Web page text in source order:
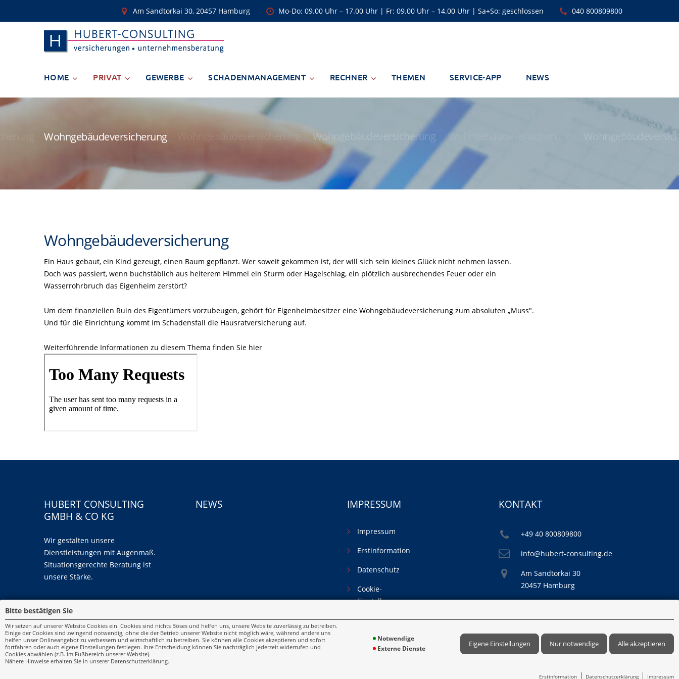
Bitte bestätigen Sie
Wir setzen auf unserer Website Cookies ein. Cookies sind nichts Böses und helfen uns, unsere Website zuverlässig zu betreiben.
Einige der Cookies sind zwingend notwendig, ohne die der Betrieb unserer Website nicht möglich wäre, während andere uns
helfen unser Onlineangebot zu verbessern und wirtschaftlich zu betreiben. Sie können alle Cookies akzeptieren und sofort
fortfahren oder auch eigene Einstellungen festlegen. Ihre Entscheidung können Sie nachträglich jederzeit widerrufen und
Cookies abwählen (z.B. im Fußbereich unserer Website).
Nähere Hinweise erhalten Sie in unserer Datenschutzerklärung.
Notwendige
Externe Dienste
Eigene Einstellungen Nur notwendige Alle akzeptieren
Erstinformation Datenschutzerklärung Impressum
Am Sandtorkai 30, 20457 Hamburg Mo-Do: 09.00 Uhr – 17.00 Uhr | Fr: 09.00 Uhr – 14.00 Uhr | Sa+So: geschlossen 040 800809800
HOME PRIVAT GEWERBE SCHADENMANAGEMENT RECHNER THEMEN SERVICE-APP NEWS
Wohngebäudeversicherung Wohngebäudeversicherung Wohngebäudeversicherung Wohngebäudeversicherung
Wohngebäudeversicherung
Ein Haus gebaut, ein Kind gezeugt, einen Baum gepflanzt. Wer soweit gekommen ist, der will sich sein kleines Glück nicht nehmen lassen.
Doch was passiert, wenn buchstäblich aus heiterem Himmel ein Sturm oder Hagelschlag, ein plötzlich ausbrechendes Feuer oder ein
Wasserrohrbruch das Eigenheim zerstört?
Um dem finanziellen Ruin des Eigentümers vorzubeugen, gehört für Eigenheimbesitzer eine Wohngebäudeversicherung zum absoluten „Muss".
Und für die Einrichtung kommt im Schadensfall die Hausratversicherung auf.
Weiterführende Informationen zu diesem Thema finden Sie hier
HUBERT CONSULTING
GMBH & CO KG
Wir gestalten unsere
Dienstleistungen mit Augenmaß.
Situationsgerechte Beratung ist
unsere Stärke.
NEWS IMPRESSUM
Impressum
Erstinformation
Datenschutz
Cookie-
Einstellungen
KONTAKT
+49 40 800809800
info@hubert-consulting.de
Am Sandtorkai 30
20457 Hamburg